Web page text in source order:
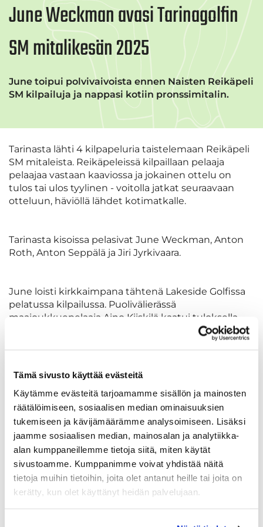
Tämä sivusto käyttää evästeitä
Käytämme evästeitä tarjoamamme sisällön ja mainosten
räätälöimiseen, sosiaalisen median ominaisuuksien
tukemiseen ja kävijämäärämme analysoimiseen. Lisäksi
jaamme sosiaalisen median, mainosalan ja analytiikka-
alan kumppaneillemme tietoja siitä, miten käytät
sivustoamme. Kumppanimme voivat yhdistää näitä
tietoja muihin tietoihin, joita olet antanut heille tai joita on
kerätty, kun olet käyttänyt heidän palvelujaan.
June Weckman avasi Tarinagolfin
SM mitalikesän 2025
June toipui polvivaivoista ennen Naisten Reikäpeli
SM kilpailuja ja nappasi kotiin pronssimitalin.
Tarinasta lähti 4 kilpapeluria taistelemaan Reikäpeli
SM mitaleista. Reikäpeleissä kilpaillaan pelaaja
pelaajaa vastaan kaaviossa ja jokainen ottelu on
tulos tai ulos tyylinen - voitolla jatkat seuraavaan
otteluun, häviöllä lähdet kotimatkalle.
Tarinasta kisoissa pelasivat June Weckman, Anton
Roth, Anton Seppälä ja Jiri Jyrkivaara.
June loisti kirkkaimpana tähtenä Lakeside Golfissa
pelatussa kilpailussa. Puolivälierässä
maajoukkuepelaaja Aino Kiiskilä kaatui tuloksella
5&4. Ei haittaa polvivaiva selvästi Junen menoa.
Välierässä June kohtasi tällä kertaa kovemman
vastustajan, Sara Pihlajamäen ja näin kamppailu
pronssista oli luvassa. Pronssiottelun June hoiti
kunnialla kotiin ja ottikin Naisten Reikäpeli SM
pronssin kotiin. Suuret onnittelut June!
Mieskolmikon pelit päättyivät ensimmäiseen
kierrokseen. Mainittakoon, että jokaisella
herrasmiehellä oli erittäin kovat vastustajat. Seppälä
pelasi Finnish Tour rankingin #1 sijalla olevaa Alex
viimeisellä reiällä. Roth pelasi viimeiset pari vuotta